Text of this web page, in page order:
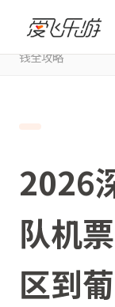
爱飞乐游
2026深圳飞波尔
钱全攻略
2026
队机
区到